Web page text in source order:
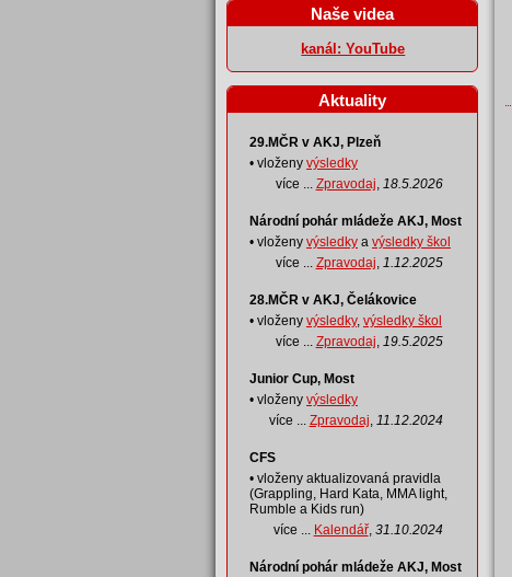
Naše videa
kanál: YouTube
Aktuality
29.MČR v AKJ, Plzeň
• vloženy výsledky
více ... Zpravodaj, 18.5.2026
Národní pohár mládeže AKJ, Most
• vloženy výsledky a výsledky škol
více ... Zpravodaj, 1.12.2025
28.MČR v AKJ, Čelákovice
• vloženy výsledky, výsledky škol
více ... Zpravodaj, 19.5.2025
Junior Cup, Most
• vloženy výsledky
více ... Zpravodaj, 11.12.2024
CFS
• vloženy aktualizovaná pravidla
(Grappling, Hard Kata, MMA light,
Rumble a Kids run)
více ... Kalendář, 31.10.2024
Národní pohár mládeže AKJ, Most